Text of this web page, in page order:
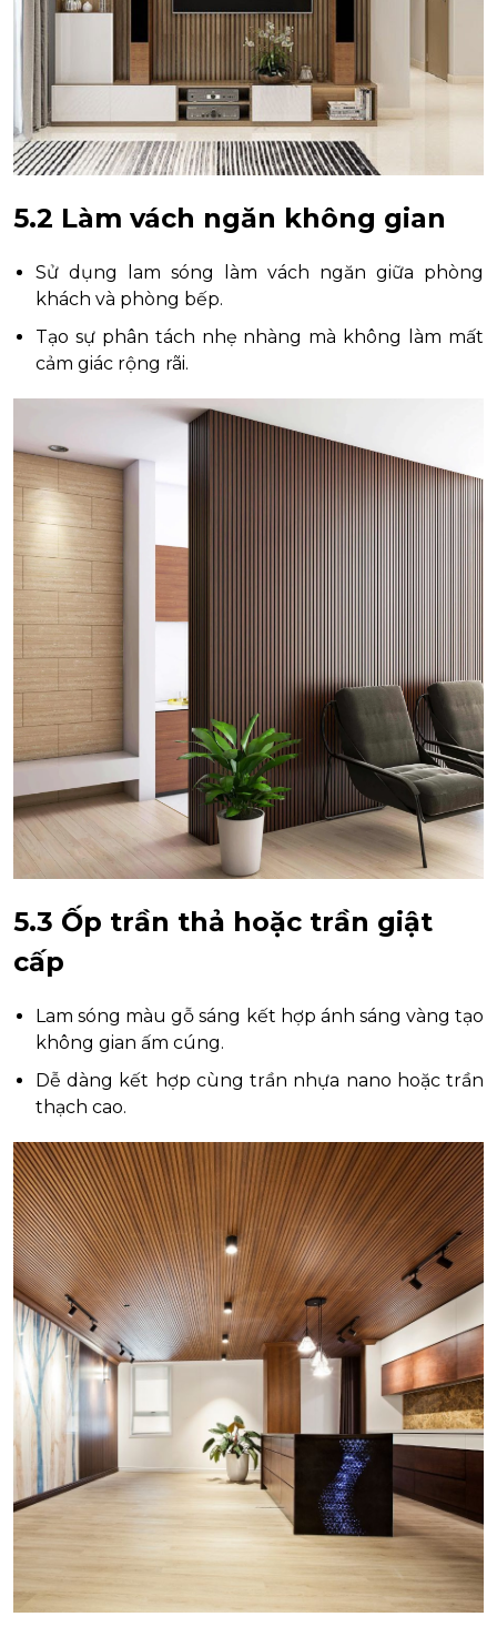
5.2 Làm vách ngăn không gian
Sử dụng lam sóng làm vách ngăn giữa phòng
khách và phòng bếp.
Tạo sự phân tách nhẹ nhàng mà không làm mất
cảm giác rộng rãi.
5.3 Ốp trần thả hoặc trần giật
cấp
Lam sóng màu gỗ sáng kết hợp ánh sáng vàng tạo
không gian ấm cúng.
Dễ dàng kết hợp cùng trần nhựa nano hoặc trần
thạch cao.